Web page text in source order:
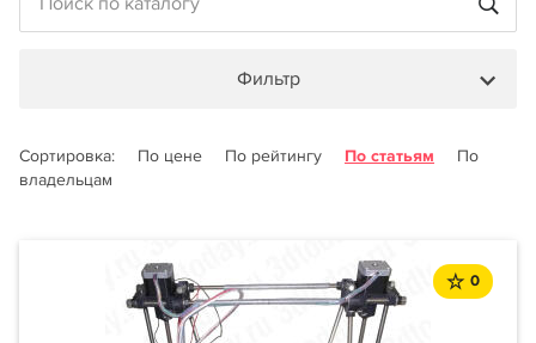
Фильтр
Сортировка: По цене По рейтингу По статьям
По
владельцам
0